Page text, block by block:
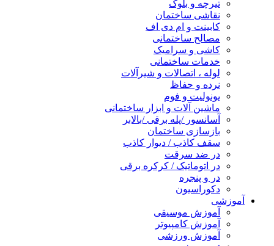
تیرچه و بلوک
نقاشی ساختمان
کابینت و ام دی اف
مصالح ساختمانی
کاشی و سرامیک
خدمات ساختمانی
لوله ، اتصالات و شیرآلات
نرده و حفاظ
یونولیت و فوم
ماشین آلات و ابزار ساختمانی
آسانسور /پله برقی /بالابر
بازسازی ساختمان
سقف کاذب / دیوار کاذب
در ضد سرقت
در اتوماتیک / کرکره برقی
در و پنجره
دکوراسیون
آموزشی
آموزش موسیقی
آموزش کامپیوتر
آموزش ورزشی